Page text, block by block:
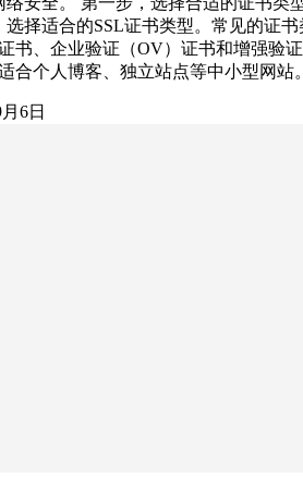
选择适合的SSL证书类型。常见的证
书、企业验证（OV）证书和增强验
合个人博客、独立站点等中小型网
6日